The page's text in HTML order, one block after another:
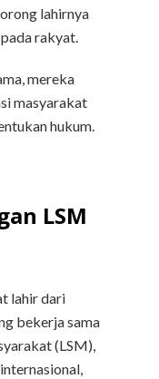
lahirnya
rakyat.
mereka
masyarakat
hukum.
LSM
lahir dari
bekerja sama
(LSM),